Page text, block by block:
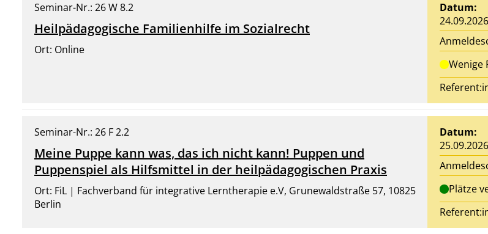
Seminar-Nr.: 26 W 8.2
Heilpädagogische Familienhilfe im Sozialrecht
Ort: Online
Datum:
Wenige
Seminar-Nr.: 26 F 2.2
Meine Puppe kann was, das ich nicht kann! Puppen und
Puppenspiel als Hilfsmittel in der heilpädagogischen Praxis
Ort: FiL | Fachverband für integrative Lerntherapie e.V, Grunewaldstraße 57, 10825
Berlin
Datum:
Plätze